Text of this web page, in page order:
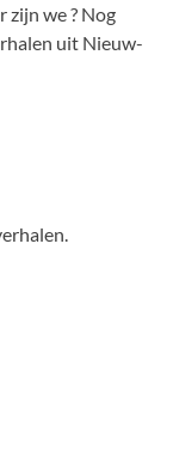
zijn we ? Nog
uit Nieuw-